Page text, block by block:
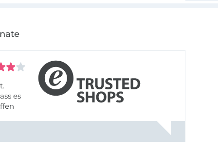
es